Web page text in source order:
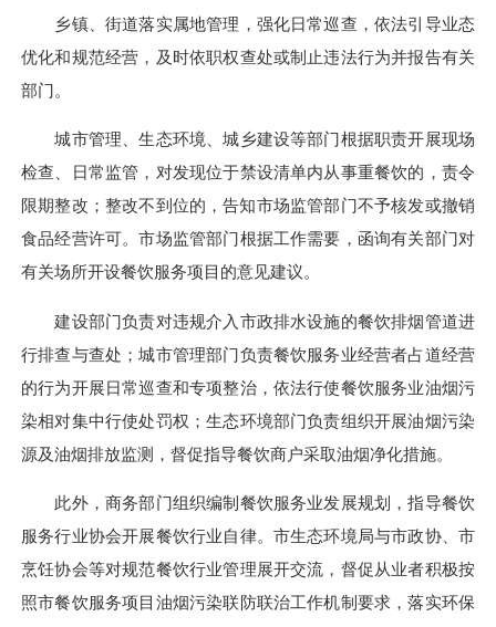
乡镇、街道落实属地管理，强化日常巡查，依法引导业态
优化和规范经营，及时依职权查处或制止违法行为并报告有关
部门。
城市管理、生态环境、城乡建设等部门根据职责开展现场
检查、日常监管，对发现位于禁设清单内从事重餐饮的，责令
限期整改；整改不到位的，告知市场监管部门不予核发或撤销
食品经营许可。市场监管部门根据工作需要，函询有关部门对
有关场所开设餐饮服务项目的意见建议。
建设部门负责对违规介入市政排水设施的餐饮排烟管道进
行排查与查处；城市管理部门负责餐饮服务业经营者占道经营
的行为开展日常巡查和专项整治，依法行使餐饮服务业油烟污
染相对集中行使处罚权；生态环境部门负责组织开展油烟污染
源及油烟排放监测，督促指导餐饮商户采取油烟净化措施。
此外，商务部门组织编制餐饮服务业发展规划，指导餐饮
服务行业协会开展餐饮行业自律。市生态环境局与市政协、市
烹饪协会等对规范餐饮行业管理展开交流，督促从业者积极按
照市餐饮服务项目油烟污染联防联治工作机制要求，落实环保